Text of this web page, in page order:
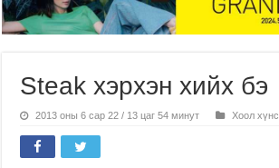
Steak хэрхэн хийх бэ
2013 оны 6 сар 22 / 13 цаг 54 минут Хоол хүнс